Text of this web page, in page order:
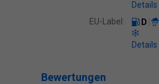
Details
EU-Label:
D
Details
Bewertungen